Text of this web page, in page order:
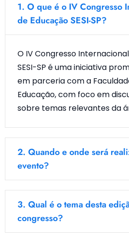
1. O que é o IV Congresso
de Educação SESI-SP?
O IV Congresso
SESI-SP é uma iniciativa
em parceria com a
Educação, com foco em
sobre temas relevantes da
2. Quando e onde será
evento?
3. Qual é o tema desta
congresso?